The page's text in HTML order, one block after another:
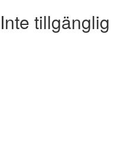
Inte tillgänglig